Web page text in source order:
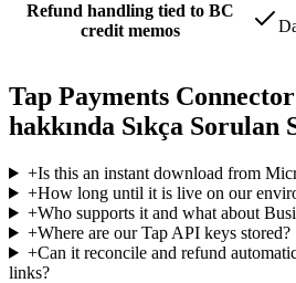
Refund handling tied to BC
credit memos
Tap Payments
hakkında Sıkça Sorulan
+Is this an instant download from
+How long until it is live on our
+Who supports it and what about
+Where are our Tap API keys stored?
+Can it reconcile and refund
links?